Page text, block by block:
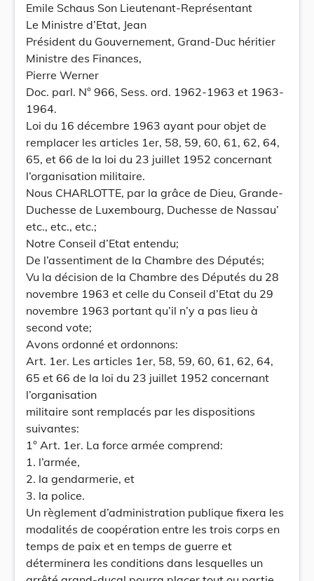
Emile Schaus Son Lieutenant-Représentant
Le Ministre d’Etat, Jean
Président du Gouvernement, Grand-Duc héritier
Ministre des Finances,
Pierre Werner
Doc. parl. N° 966, Sess. ord. 1962-1963 et 1963-
1964.
Loi du 16 décembre 1963 ayant pour objet de
remplacer les articles 1er, 58, 59, 60, 61, 62, 64,
65, et 66 de la loi du 23 juillet 1952 concernant
l’organisation militaire.
Nous CHARLOTTE, par la grâce de Dieu, Grande-
Duchesse de Luxembourg, Duchesse de Nassau’
etc., etc., etc.;
Notre Conseil d’Etat entendu;
De l’assentiment de la Chambre des Députés;
Vu la décision de la Chambre des Députés du 28
novembre 1963 et celle du Conseil d’Etat du 29
novembre 1963 portant qu’il n’y a pas lieu à
second vote;
Avons ordonné et ordonnons:
Art. 1er. Les articles 1er, 58, 59, 60, 61, 62, 64,
65 et 66 de la loi du 23 juillet 1952 concernant
l’organisation
militaire sont remplacés par les dispositions
suivantes:
1° Art. 1er. La force armée comprend:
1. l’armée,
2. la gendarmerie, et
3. la police.
Un règlement d’administration publique fixera les
modalités de coopération entre les trois corps en
temps de paix et en temps de guerre et
déterminera les conditions dans lesquelles un